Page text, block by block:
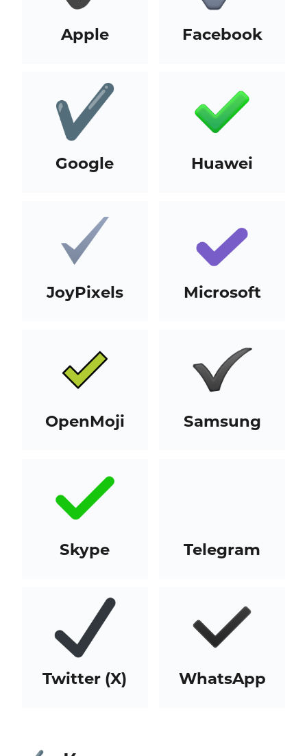
Apple Facebook
Google Huawei
JoyPixels Microsoft
OpenMoji Samsung
Skype Telegram
Twitter (X) WhatsApp